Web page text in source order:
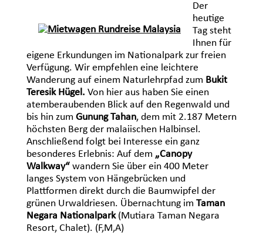
Der
heutige
Tag steht
Ihnen für
eigene Erkundungen im Nationalpark zur freien
Verfügung. Wir empfehlen eine leichtere
Wanderung auf einem Naturlehrpfad zum Bukit
Teresik Hügel. Von hier aus haben Sie einen
atemberaubenden Blick auf den Regenwald und
bis hin zum Gunung Tahan, dem mit 2.187 Metern
höchsten Berg der malaiischen Halbinsel.
Anschließend folgt bei Interesse ein ganz
besonderes Erlebnis: Auf dem „Canopy
Walkway“wandern Sie über ein 400 Meter
langes System von Hängebrücken und
Plattformen direkt durch die Baumwipfel der
grünen Urwaldriesen. Übernachtung im Taman
Negara Nationalpark(Mutiara Taman Negara
Resort, Chalet). (F,M,A)